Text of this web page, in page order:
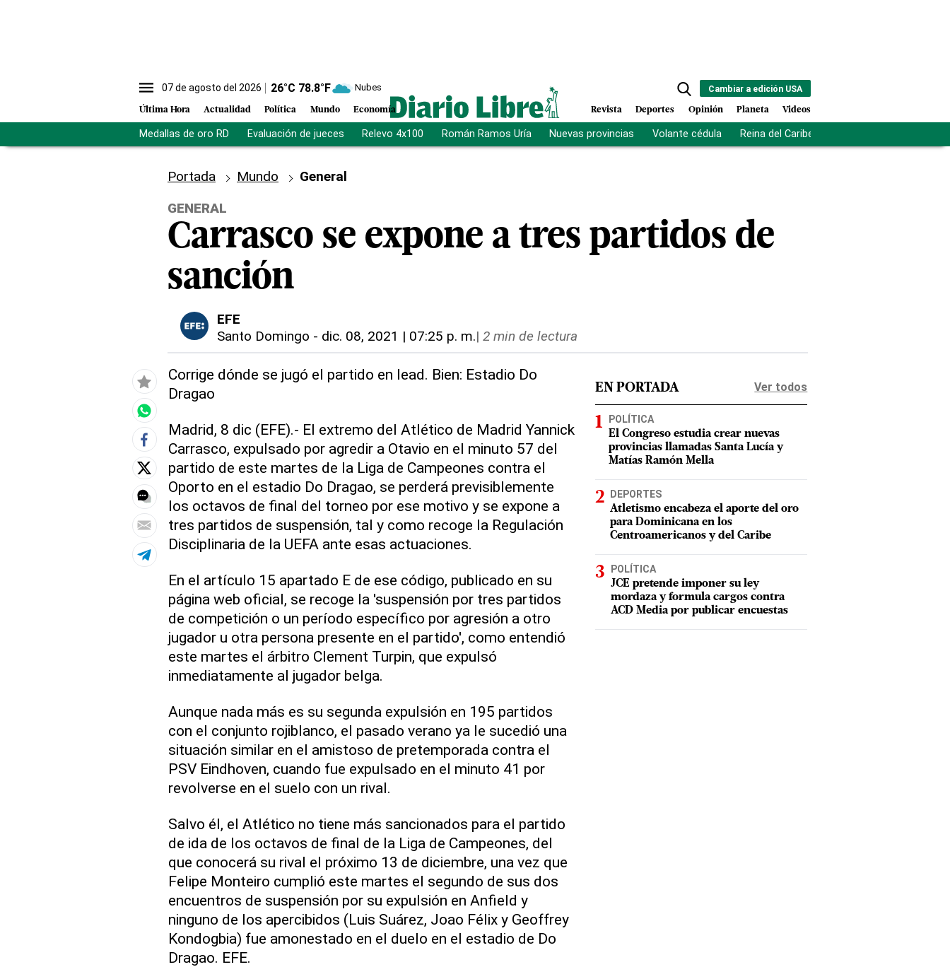
07 de agosto del 2026 26°C 78.8°F Nubes
Última Hora Actualidad Política Mundo Economía
Cambiar a edición USA
Revista Deportes Opinión Planeta Videos
Medallas de oro RD Evaluación de jueces Relevo 4x100 Román Ramos Uría Nuevas provincias Volante cédula Reina del Caribe
Portada Mundo
General
GENERAL
Carrasco se expone a tres partidos de
sanción
EFE
Santo Domingo - dic. 08, 2021 | 07:25 p. m.| 2 min de lectura
Corrige dónde se jugó el partido en lead. Bien: Estadio Do
Dragao
Madrid, 8 dic (EFE).- El extremo del Atlético de Madrid Yannick
Carrasco, expulsado por agredir a Otavio en el minuto 57 del
partido de este martes de la Liga de Campeones contra el
Oporto en el estadio Do Dragao, se perderá previsiblemente
los octavos de final del torneo por ese motivo y se expone a
tres partidos de suspensión, tal y como recoge la Regulación
Disciplinaria de la UEFA ante esas actuaciones.
En el artículo 15 apartado E de ese código, publicado en su
página web oficial, se recoge la 'suspensión por tres partidos
de competición o un período específico por agresión a otro
jugador u otra persona presente en el partido', como entendió
este martes el árbitro Clement Turpin, que expulsó
inmediatamente al jugador belga.
Aunque nada más es su segunda expulsión en 195 partidos
con el conjunto rojiblanco, el pasado verano ya le sucedió una
situación similar en el amistoso de pretemporada contra el
PSV Eindhoven, cuando fue expulsado en el minuto 41 por
revolverse en el suelo con un rival.
Salvo él, el Atlético no tiene más sancionados para el partido
de ida de los octavos de final de la Liga de Campeones, del
que conocerá su rival el próximo 13 de diciembre, una vez que
Felipe Monteiro cumplió este martes el segundo de sus dos
encuentros de suspensión por su expulsión en Anfield y
ninguno de los apercibidos (Luis Suárez, Joao Félix y Geoffrey
Kondogbia) fue amonestado en el duelo en el estadio de Do
Dragao. EFE.
EN PORTADA Ver todos
POLÍTICA
El Congreso estudia crear nuevas
provincias llamadas Santa Lucía y
Matías Ramón Mella
DEPORTES
Atletismo encabeza el aporte del oro
para Dominicana en los
Centroamericanos y del Caribe
POLÍTICA
JCE pretende imponer su ley
mordaza y formula cargos contra
ACD Media por publicar encuestas